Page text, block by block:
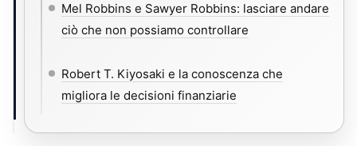
Mel Robbins e Sawyer Robbins: lasciare andare
ciò che non possiamo controllare
Robert T. Kiyosaki e la conoscenza che
migliora le decisioni finanziarie